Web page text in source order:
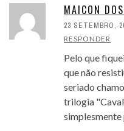
MAICON
23 SETEMBRO,
RESPONDER
Pelo que
que não
seriado
trilogia